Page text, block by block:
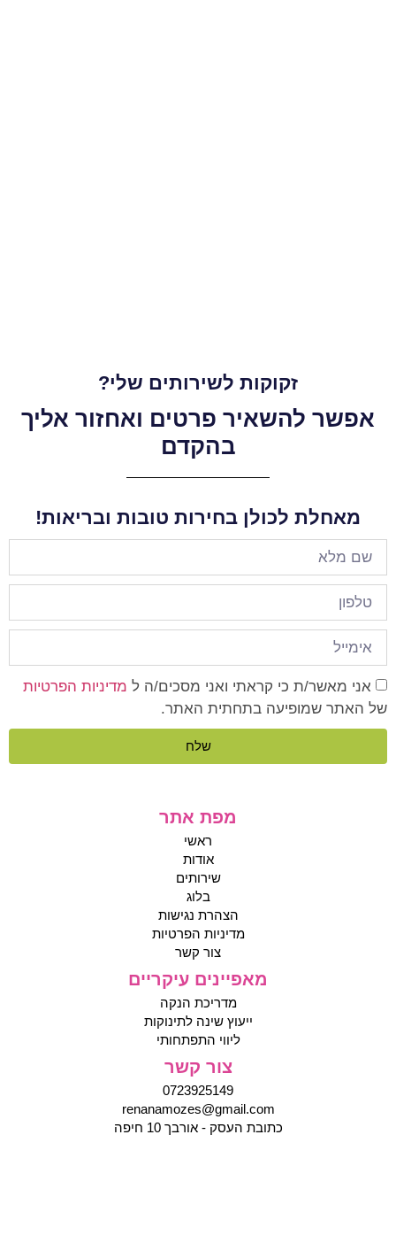
זקוקות לשירותים שלי?
אפשר להשאיר פרטים ואחזור אליך
בהקדם
מאחלת לכולן בחירות טובות ובריאות!
אני מאשר/ת כי קראתי ואני מסכים/ה ל מדיניות הפרטיות
של האתר שמופיעה בתחתית האתר.
שלח
מפת אתר
ראשי
אודות
שירותים
בלוג
הצהרת נגישות
מדיניות הפרטיות
צור קשר
מאפיינים עיקריים
מדריכת הנקה
ייעוץ שינה לתינוקות
ליווי התפתחותי
צור קשר
0723925149
renanamozes@gmail.com
כתובת העסק - אורבך 10 חיפה